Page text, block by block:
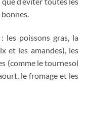
les poissons gras, la
et les amandes), les
(comme le tournesol
le fromage et les